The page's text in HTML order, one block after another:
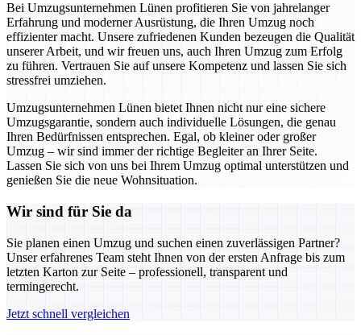
Bei Umzugsunternehmen Lünen profitieren Sie von jahrelanger
Erfahrung und moderner Ausrüstung, die Ihren Umzug noch
effizienter macht. Unsere zufriedenen Kunden bezeugen die Qualität
unserer Arbeit, und wir freuen uns, auch Ihren Umzug zum Erfolg
zu führen. Vertrauen Sie auf unsere Kompetenz und lassen Sie sich
stressfrei umziehen.
Umzugsunternehmen Lünen bietet Ihnen nicht nur eine sichere
Umzugsgarantie, sondern auch individuelle Lösungen, die genau
Ihren Bedürfnissen entsprechen. Egal, ob kleiner oder großer
Umzug – wir sind immer der richtige Begleiter an Ihrer Seite.
Lassen Sie sich von uns bei Ihrem Umzug optimal unterstützen und
genießen Sie die neue Wohnsituation.
Wir sind für Sie da
Sie planen einen Umzug und suchen einen zuverlässigen Partner?
Unser erfahrenes Team steht Ihnen von der ersten Anfrage bis zum
letzten Karton zur Seite – professionell, transparent und
termingerecht.
Jetzt schnell vergleichen